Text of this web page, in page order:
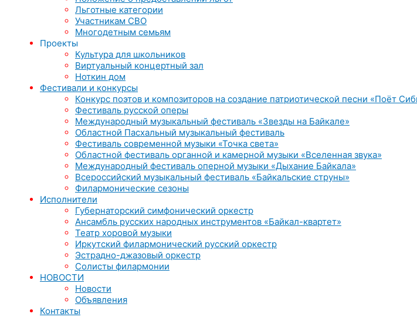
Льготные категории
Участникам СВО
Многодетным семьям
Проекты
Культура для школьников
Виртуальный концертный зал
Ноткин дом
Фестивали и конкурсы
Конкурс поэтов и композиторов на создание патриотической песни «Поёт
Фестиваль русской оперы
Международный музыкальный фестиваль «Звезды на Байкале»
Областной Пасхальный музыкальный фестиваль
Фестиваль современной музыки «Точка света»
Областной фестиваль органной и камерной музыки «Вселенная звука»
Международный фестиваль оперной музыки «Дыхание Байкала»
Всероссийский музыкальный фестиваль «Байкальские струны»
Филармонические сезоны
Исполнители
Губернаторский симфонический оркестр
Ансамбль русских народных инструментов «Байкал-квартет»
Театр хоровой музыки
Иркутский филармонический русский оркестр
Эстрадно-джазовый оркестр
Солисты филармонии
НОВОСТИ
Новости
Объявления
Контакты